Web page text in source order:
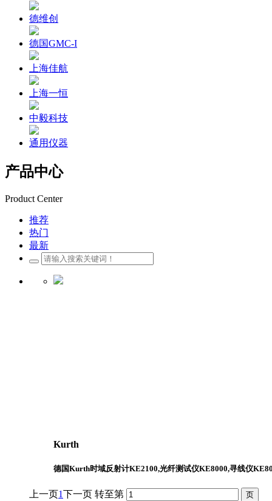
德维创
德国GMC-I
上海佳航
上海一恒
中毅科技
通用仪器
产品中心
Product Center
推荐
热门
最新
Kurth
德国Kurth时域反射计KE2100,光纤测试仪KE8000,寻线仪
上一页1下一页 转至第